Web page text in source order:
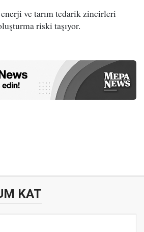
ve tarım tedarik zincirleri
riski taşıyor.
KAT